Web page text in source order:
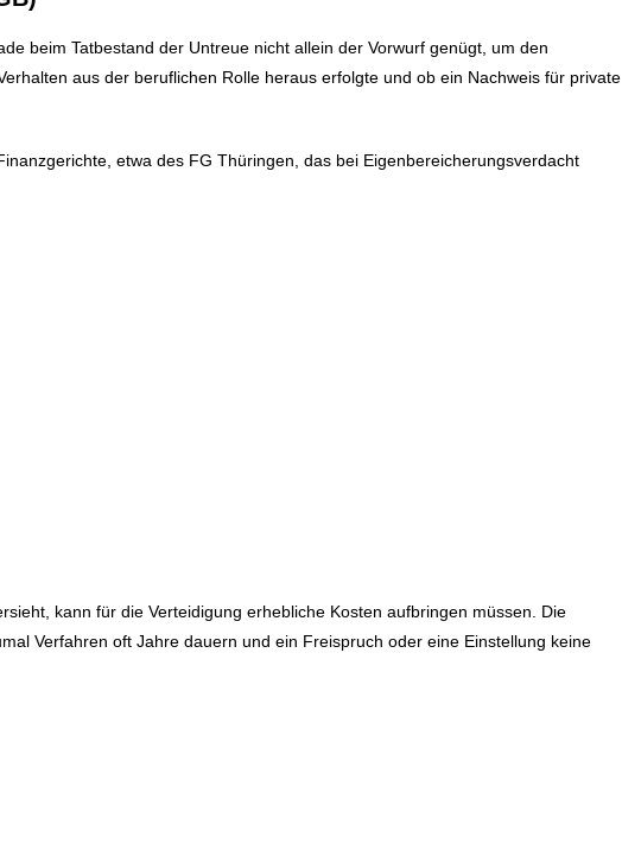
beim Tatbestand der Untreue nicht allein der Vorwurf genügt, um den
aus der beruflichen Rolle heraus erfolgte und ob ein Nachweis für private
etwa des FG Thüringen, das bei Eigenbereicherungsverdacht
kann für die Verteidigung erhebliche Kosten aufbringen müssen. Die
Verfahren oft Jahre dauern und ein Freispruch oder eine Einstellung keine